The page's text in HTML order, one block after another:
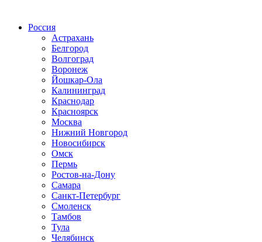
Россия
Астрахань
Белгород
Волгоград
Воронеж
Йошкар-Ола
Калининград
Краснодар
Красноярск
Москва
Нижний Новгород
Новосибирск
Омск
Пермь
Ростов-на-Дону
Самара
Санкт-Петербург
Смоленск
Тамбов
Тула
Челябинск